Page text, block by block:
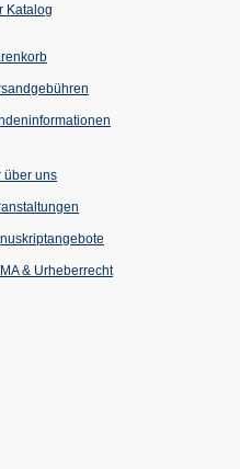
Katalog
über uns
einem
Tab)
& Urheberrecht